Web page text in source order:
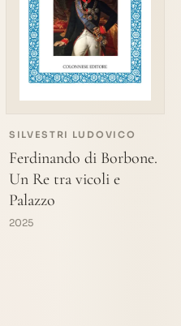
SILVESTRI LUDOVICO
Ferdinando di Borbone.
Un Re tra vicoli e
Palazzo
2025